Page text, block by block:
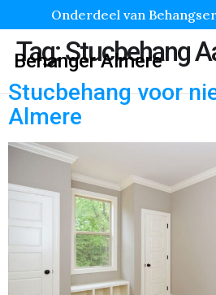
Onderdeel van
Behanger Almere
Tag:Stucbehang
Stucbehang voor
Almere